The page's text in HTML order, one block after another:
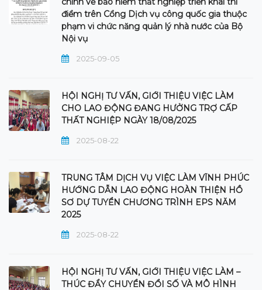
điểm trên Cổng Dịch vụ công quốc gia thuộc
phạm vi chức năng quản lý nhà nước của Bộ
Nội vụ
2025-09-05
HỘI NGHỊ TƯ VẤN, GIỚI THIỆU VIỆC LÀM
CHO LAO ĐỘNG ĐANG HƯỞNG TRỢ CẤP
THẤT NGHIỆP NGÀY 18/08/2025
2025-08-22
TRUNG TÂM DỊCH VỤ VIỆC LÀM VĨNH PHÚC
HƯỚNG DẪN LAO ĐỘNG HOÀN THIỆN HỒ
SƠ DỰ TUYỂN CHƯƠNG TRÌNH EPS NĂM
2025
2025-08-22
HỘI NGHỊ TƯ VẤN, GIỚI THIỆU VIỆC LÀM –
THÚC ĐẨY CHUYỂN ĐỔI SỐ VÀ MÔ HÌNH